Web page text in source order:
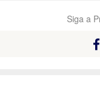
Siga a